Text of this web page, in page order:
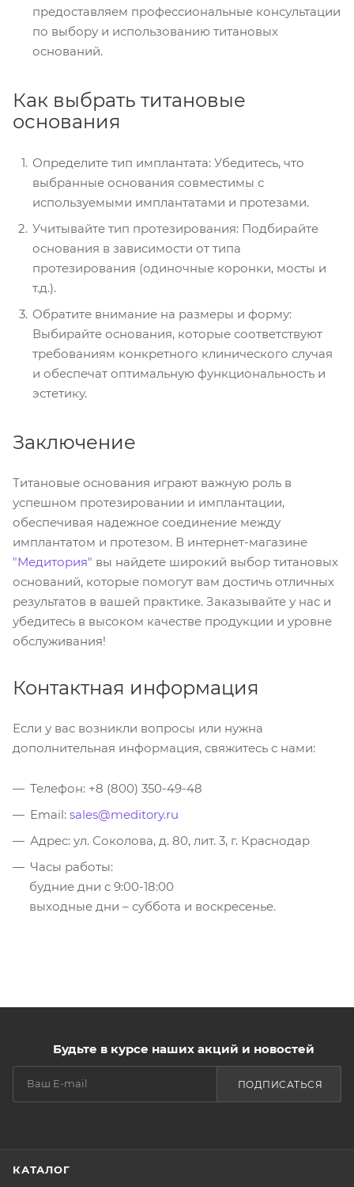
предоставляем профессиональные консультации
по выбору и использованию титановых
оснований.
Как выбрать титановые
основания
Определите тип имплантата: Убедитесь, что
выбранные основания совместимы с
используемыми имплантатами и протезами.
Учитывайте тип протезирования: Подбирайте
основания в зависимости от типа
протезирования (одиночные коронки, мосты и
т.д.).
Обратите внимание на размеры и форму:
Выбирайте основания, которые соответствуют
требованиям конкретного клинического случая
и обеспечат оптимальную функциональность и
эстетику.
Заключение
Титановые основания играют важную роль в
успешном протезировании и имплантации,
обеспечивая надежное соединение между
имплантатом и протезом. В интернет-магазине
"Медитория" вы найдете широкий выбор титановых
оснований, которые помогут вам достичь отличных
результатов в вашей практике. Заказывайте у нас и
убедитесь в высоком качестве продукции и уровне
обслуживания!
Контактная информация
Если у вас возникли вопросы или нужна
дополнительная информация, свяжитесь с нами:
Телефон: +8 (800) 350-49-48
Email: sales@meditory.ru
Адрес: ул. Соколова, д. 80, лит. 3, г. Краснодар
Часы работы:
будние дни с 9:00-18:00
выходные дни – суббота и воскресенье.
Будьте в курсе наших акций и новостей
ПОДПИСАТЬСЯ
КАТАЛОГ